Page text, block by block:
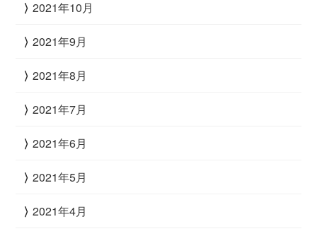
2021年10月
2021年9月
2021年8月
2021年7月
2021年6月
2021年5月
2021年4月